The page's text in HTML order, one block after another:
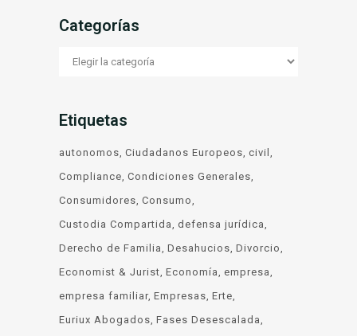
Categorías
Categorías
Etiquetas
autonomos Ciudadanos Europeos civil
Compliance Condiciones Generales
Consumidores Consumo
Custodia Compartida defensa jurídica
Derecho de Familia Desahucios Divorcio
Economist & Jurist Economía empresa
empresa familiar Empresas Erte
Euriux Abogados Fases Desescalada